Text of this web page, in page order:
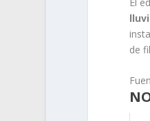
de